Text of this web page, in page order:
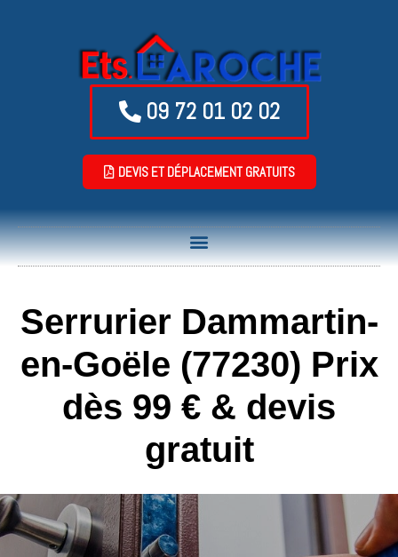
09 72 01 02 02
DEVIS ET DÉPLACEMENT GRATUITS
Serrurier Dammartin-
en-Goële (77230) Prix
dès 99 € & devis
gratuit